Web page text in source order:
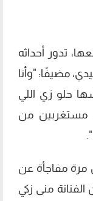
تدور أحداثه
مضيفًا: "وأنا
حلو زي اللي
مستغربين من
مرة مفاجأة عن
منى زكي